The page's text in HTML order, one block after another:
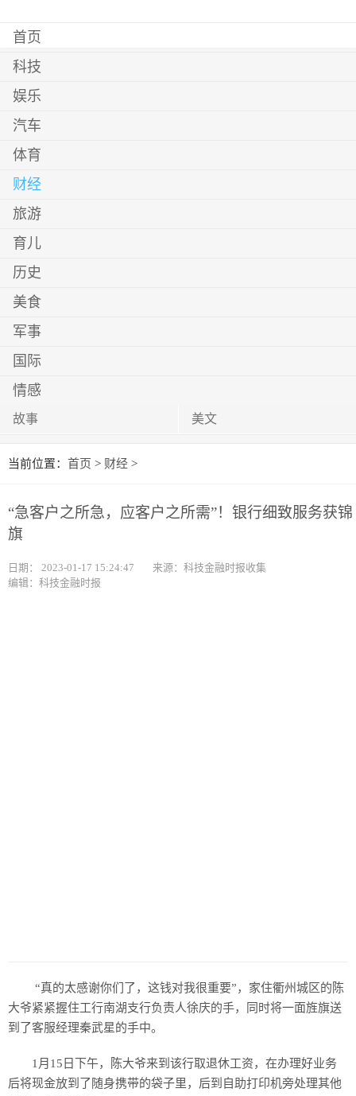
首页
科技
娱乐
汽车
体育
财经
旅游
育儿
历史
美食
军事
国际
情感
故事 美文
当前位置： 首页 > 财经 >
“急客户之所急，应客户之所需”！银行细致服务获锦
旗
日期： 2023-01-17 15:24:47
来源：科技金融时报收集
编辑：科技金融时报
“真的太感谢你们了，这钱对我很重要”，家住衢州城区的陈
大爷紧紧握住工行南湖支行负责人徐庆的手，同时将一面旌旗送
到了客服经理秦武星的手中。
1月15日下午，陈大爷来到该行取退休工资，在办理好业务
后将现金放到了随身携带的袋子里，后到自助打印机旁处理其他